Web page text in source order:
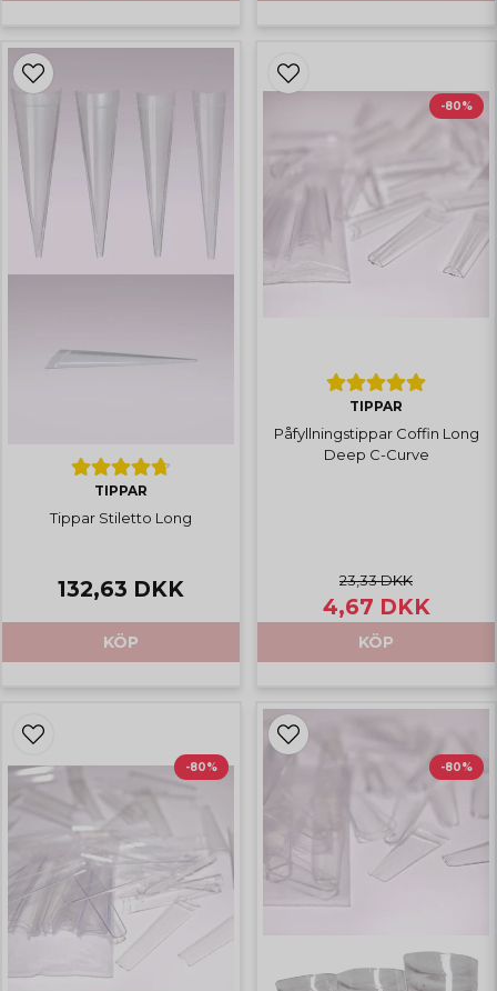
TIPPAR
Tippar Stiletto Long
132,63 DKK
KÖP
TIPPAR
Påfyllningstippar Coffin Long
Deep C-Curve
23,33 DKK
4,67 DKK
KÖP
-80%
-80% -80%